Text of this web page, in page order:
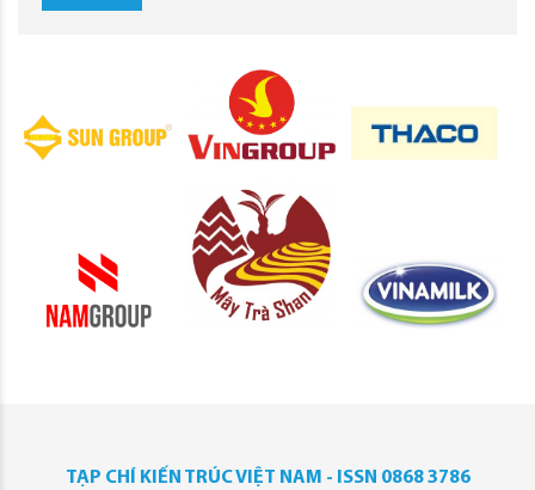
TẠP CHÍ KIẾN TRÚC VIỆT NAM - ISSN 0868 3786